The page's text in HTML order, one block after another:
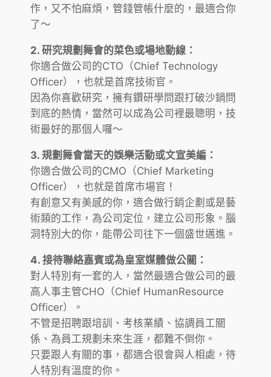
作，又不怕麻煩，管錢管帳什麼的，最適合你
了～
2. 研究規劃舞會的菜色或場地動線：
你適合做公司的CTO（Chief Technology
Officer），也就是首席技術官。
因為你喜歡研究，擁有鑽研學問跟打破沙鍋問
到底的熱情，當然可以成為公司裡最聰明，技
術最好的那個人囉～
3. 規劃舞會當天的娛樂活動或文宣美編：
你適合做公司的CMO（Chief Marketing
Officer），也就是首席市場官！
有創意又有美感的你，適合做行銷企劃或是藝
術類的工作，為公司定位，建立公司形象。腦
洞特別大的你，能帶公司往下一個盛世邁進。
4. 接待聯絡嘉賓或為皇室媒體做公關：
對人特別有一套的人，當然最適合做公司的最
高人事主管CHO（Chief HumanResource
Officer）。
不管是招聘跟培訓、考核業績、協調員工關
係、為員工規劃未來生涯，都難不倒你。
只要跟人有關的事，都適合很會與人相處，待
人特別有溫度的你。